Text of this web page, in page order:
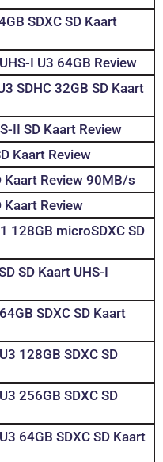
SDXC SD Kaart
I U3 64GB Review
SDHC 32GB SD Kaart
II SD Kaart Review
Kaart Review
Kaart Review 90MB/s
Kaart Review
128GB microSDXC SD
SD Kaart UHS-I
SDXC SD Kaart
128GB SDXC SD
256GB SDXC SD
64GB SDXC SD Kaart